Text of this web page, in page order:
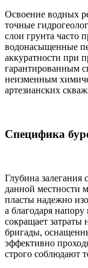
Освоение водных
точные
слои грунта часто
водонасыщенные
аккуратности при
гарантированным
неизменным
артезианских
Специфика
Глубина залегания
данной местности
пласты надежно
а благодаря
сокращает
бригады,
эффективно
строго соблюдают